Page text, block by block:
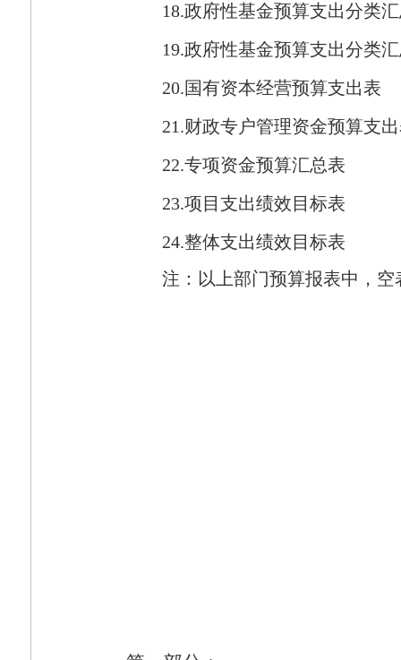
18.政府性基金预算支出分类
19.政府性基金预算支出分类
20.国有资本经营预算支出表
21.财政专户管理资金预算支
22.专项资金预算汇总表
23.项目支出绩效目标表
24.整体支出绩效目标表
注：以上部门预算报表中，